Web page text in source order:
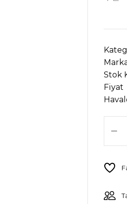
Stok
Fiyat